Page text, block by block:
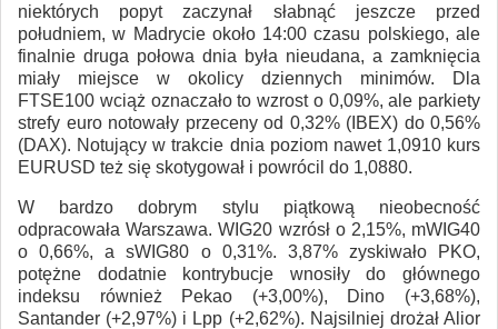
niektórych popyt zaczynał słabnąć jeszcze przed
południem, w Madrycie około 14:00 czasu polskiego, ale
finalnie druga połowa dnia była nieudana, a zamknięcia
miały miejsce w okolicy dziennych minimów. Dla
FTSE100 wciąż oznaczało to wzrost o 0,09%, ale parkiety
strefy euro notowały przeceny od 0,32% (IBEX) do 0,56%
(DAX). Notujący w trakcie dnia poziom nawet 1,0910 kurs
EURUSD też się skotygował i powrócil do 1,0880.
W bardzo dobrym stylu piątkową nieobecność
odpracowała Warszawa. WIG20 wzrósł o 2,15%, mWIG40
o 0,66%, a sWIG80 o 0,31%. 3,87% zyskiwało PKO,
potężne dodatnie kontrybucje wnosiły do głównego
indeksu również Pekao (+3,00%), Dino (+3,68%),
Santander (+2,97%) i Lpp (+2,62%). Najsilniej drożał Alior